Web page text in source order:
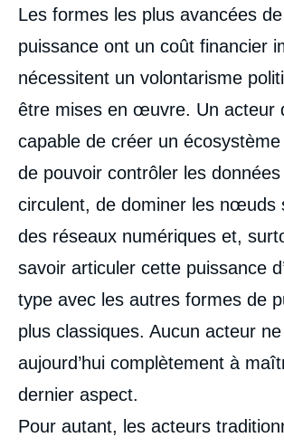
Les formes les plus avancées
puissance ont un coût financier
nécessitent un volontarisme
être mises en œuvre. Un acteur
capable de créer un
de pouvoir contrôler les
circulent, de dominer les nœuds
des réseaux numériques et,
savoir articuler cette puissance
type avec les autres formes de
plus classiques. Aucun acteur
aujourd’hui complètement à
dernier aspect.
Pour autant, les acteurs